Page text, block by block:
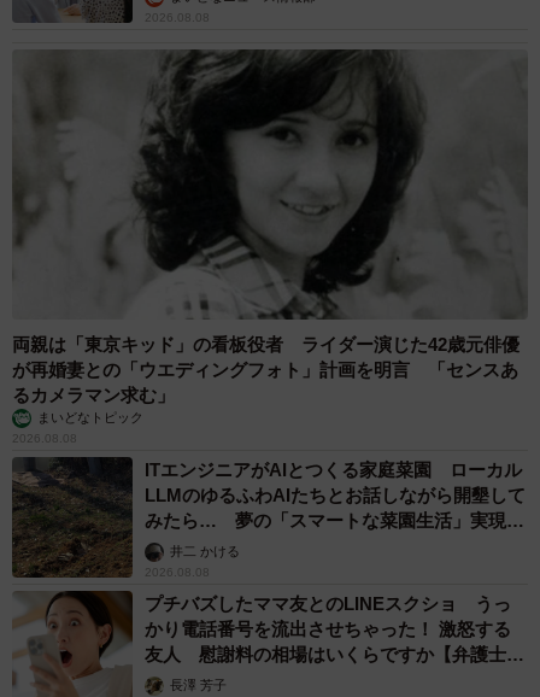
2026.08.08
両親は「東京キッド」の看板役者 ライダー演じた42歳元俳優
が再婚妻との「ウエディングフォト」計画を明言 「センスあ
るカメラマン求む」
まいどなトピック
2026.08.08
ITエンジニアがAIとつくる家庭菜園 ローカル
LLMのゆるふわAIたちとお話しながら開墾して
みたら… 夢の「スマートな菜園生活」実現な
るか井二 かける
2026.08.08
プチバズしたママ友とのLINEスクショ うっ
かり電話番号を流出させちゃった！ 激怒する
友人 慰謝料の相場はいくらですか【弁護士が
解説】長澤 芳子